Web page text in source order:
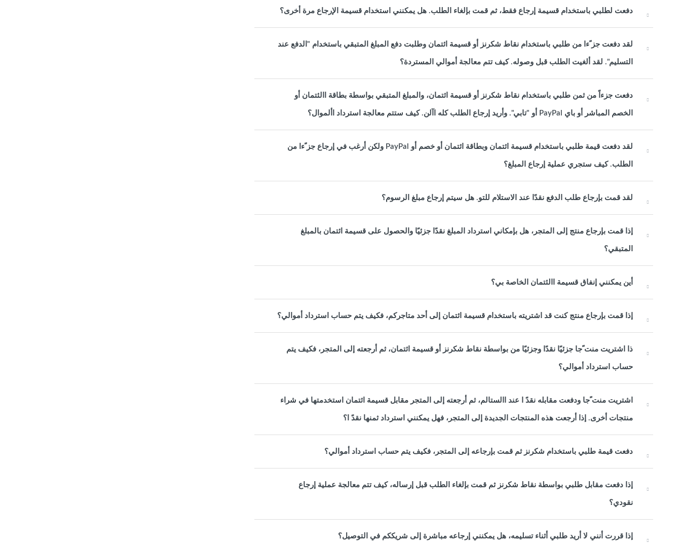
دفعت لطلبي باستخدام قسيمة إرجاع فقط، ثم قمت بإلغاء الطلب. هل يمكنني استخدام قسيمة الإرجاع مرة أخرى؟
لقد دفعت جز ًءا من طلبي باستخدام نقاط شكرنز أو قسيمة ائتمان وطلبت دفع المبلغ المتبقي باستخدام "الدفع عند
التسليم". لقد ألغيت الطلب قبل وصوله. كيف تتم معالجة أموالي المستردة؟
دفعت جزءاً من ثمن طلبي باستخدام نقاط شكرنز أو قسيمة ائتمان، والمبلغ المتبقي بواسطة بطاقة االئتمان أو
الخصم المباشر أو باي PayPal أو "تابي". وأريد إرجاع الطلب كله اآلن. كيف ستتم معالجة استرداد األموال؟
لقد دفعت قيمة طلبي باستخدام قسيمة ائتمان وبطاقة ائتمان أو خصم أو PayPal ولكن أرغب في إرجاع جز ًءا من
الطلب. كيف ستجري عملية إرجاع المبلغ؟
لقد قمت بإرجاع طلب الدفع نقدًا عند الاستلام للتو. هل سيتم إرجاع مبلغ الرسوم؟
إذا قمت بإرجاع منتج إلى المتجر، هل بإمكاني استرداد المبلغ نقدًا جزئيًا والحصول على قسيمة ائتمان بالمبلغ
المتبقي؟
أين يمكنني إنفاق قسيمة االئتمان الخاصة بي؟
إذا قمت بإرجاع منتج كنت قد اشتريته باستخدام قسيمة ائتمان إلى أحد متاجركم، فكيف يتم حساب استرداد أموالي؟
ذا اشتريت منت ًجا جزئيًا نقدًا وجزئيًا من بواسطة نقاط شكرنز أو قسيمة ائتمان، ثم أرجعته إلى المتجر، فكيف يتم
حساب استرداد أموالي؟
اشتريت منت ًجا ودفعت مقابله نقدً ا عند االستالم، ثم أرجعته إلى المتجر مقابل قسيمة ائتمان استخدمتها في شراء
منتجات أخرى. إذا أرجعت هذه المنتجات الجديدة إلى المتجر، فهل يمكنني استرداد ثمنها نقدً ا؟
دفعت قيمة طلبي باستخدام شكرنز ثم قمت بإرجاعه إلى المتجر، فكيف يتم حساب استرداد أموالي؟
إذا دفعت مقابل طلبي بواسطة نقاط شكرنز ثم قمت بإلغاء الطلب قبل إرساله، كيف تتم معالجة عملية إرجاع
نقودي؟
إذا قررت أنني لا أريد طلبي أثناء تسليمه، هل يمكنني إرجاعه مباشرة إلى شريككم في التوصيل؟